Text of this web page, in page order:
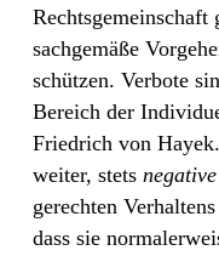
sachgemäße
schützen. Verbote
Bereich der
Friedrich von
weiter, stets
gerechten
dass sie